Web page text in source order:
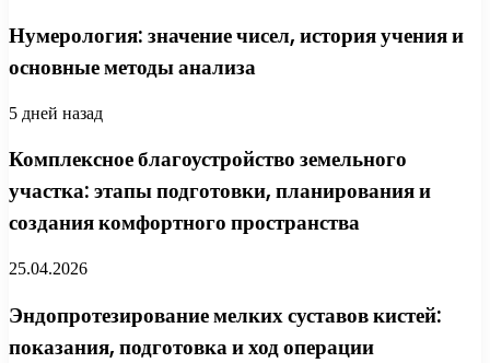
Нумерология: значение чисел, история учения и
основные методы анализа
5 дней назад
Комплексное благоустройство земельного
участка: этапы подготовки, планирования и
создания комфортного пространства
25.04.2026
Эндопротезирование мелких суставов кистей:
показания, подготовка и ход операции